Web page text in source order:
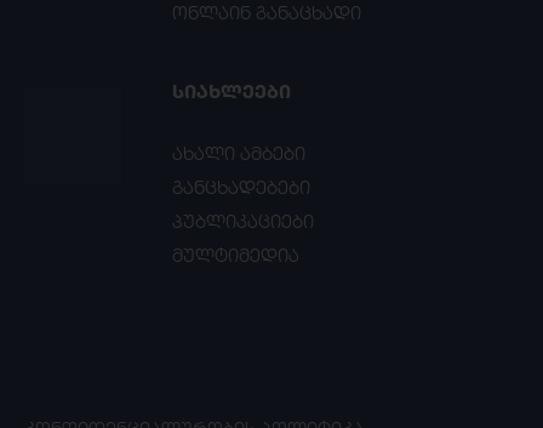
ონლაინ განაცხადი
ᲡᲘᲐᲮᲚᲔᲔᲑᲘ
ახალი ამბები
განცხადებები
პუბლიკაციები
მულტიმედია